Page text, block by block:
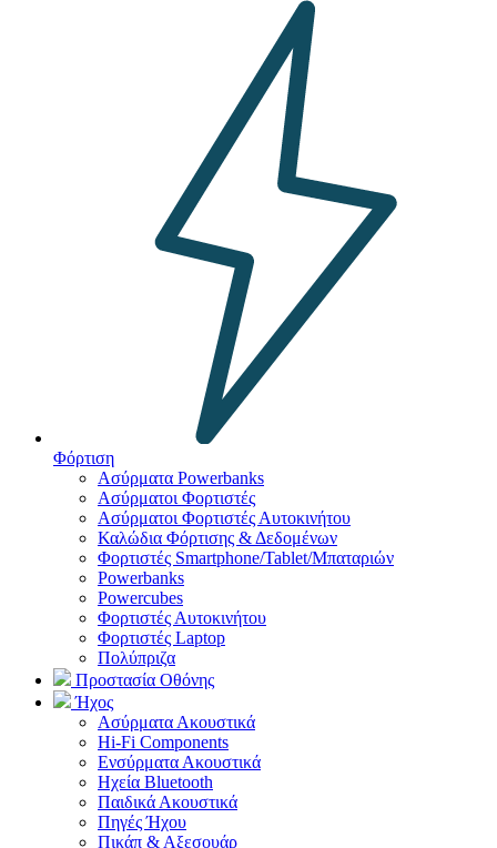
Φόρτιση
Ασύρματα Powerbanks
Aσύρματοι Φορτιστές
Ασύρματοι Φορτιστές Αυτοκινήτου
Καλώδια Φόρτισης & Δεδομένων
Φορτιστές Smartphone/Tablet/Μπαταριών
Powerbanks
Powercubes
Φορτιστές Αυτοκινήτου
Φορτιστές Laptop
Πολύπριζα
Προστασία Οθόνης
Ήχος
Ασύρματα Ακουστικά
Hi-Fi Components
Ενσύρματα Ακουστικά
Ηχεία Bluetooth
Παιδικά Ακουστικά
Πηγές Ήχου
Πικάπ & Αξεσουάρ